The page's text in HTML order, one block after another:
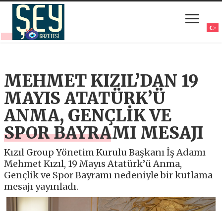
MEHMET KIZIL’DAN 19
MAYIS ATATÜRK’Ü
ANMA, GENÇLİK VE
SPOR BAYRAMI MESAJI
Kızıl Group Yönetim Kurulu Başkanı İş Adamı
Mehmet Kızıl, 19 Mayıs Atatürk’ü Anma,
Gençlik ve Spor Bayramı nedeniyle bir kutlama
mesajı yayınladı.